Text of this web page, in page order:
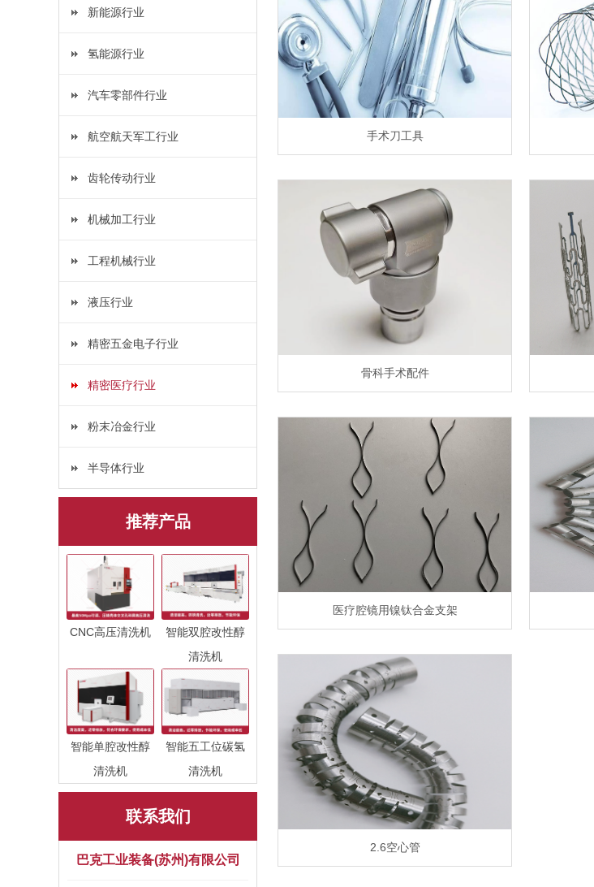
新能源行业
氢能源行业
汽车零部件行业
航空航天军工行业
齿轮传动行业
机械加工行业
工程机械行业
液压行业
精密五金电子行业
精密医疗行业
粉末冶金行业
半导体行业
推荐产品
CNC高压清洗机
智能双腔改性醇
清洗机
智能单腔改性醇
清洗机
智能五工位碳氢
清洗机
联系我们
巴克工业装备(苏州)有限公司
手术刀工具
骨科手术配件
医疗腔镜用镍钛合金支架
2.6空心管